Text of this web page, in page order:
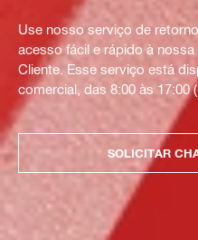
Use nosso serviço de
acesso fácil e rápido à
Cliente. Esse serviço está
comercial, das 8:00 às 17:00
SOLICITAR